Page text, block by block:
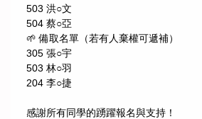
503 洪○文
504 蔡○亞
🌱 備取名單（若有人棄權可遞補）
305 張○宇
503 林○羽
204 李○捷
感謝所有同學的踴躍報名與支持！